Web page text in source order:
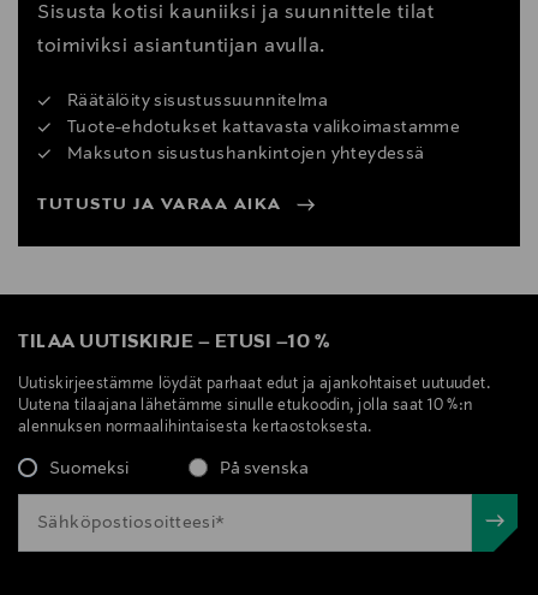
Sisusta kotisi kauniiksi ja suunnittele tilat
toimiviksi asiantuntijan avulla.
Räätälöity sisustussuunnitelma
Tuote-ehdotukset kattavasta valikoimastamme
Maksuton sisustushankintojen yhteydessä
TUTUSTU JA VARAA AIKA
TILAA UUTISKIRJE – ETUSI –10 %
Uutiskirjeestämme löydät parhaat edut ja ajankohtaiset uutuudet.
Uutena tilaajana lähetämme sinulle etukoodin, jolla saat 10 %:n
alennuksen normaalihintaisesta kertaostoksesta.
Suomeksi På svenska